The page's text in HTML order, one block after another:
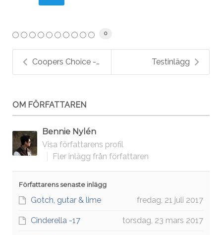
0
Coopers Choice - En doldis med en massiv portfölj Testinlägg
OM FÖRFATTAREN
Bennie Nylén
Visa författarens profil
Fler inlägg från författaren
Författarens senaste inlägg
fredag, 21 juli 2017
Gotch, gutar & lime
torsdag, 23 mars 2017
Cinderella -17